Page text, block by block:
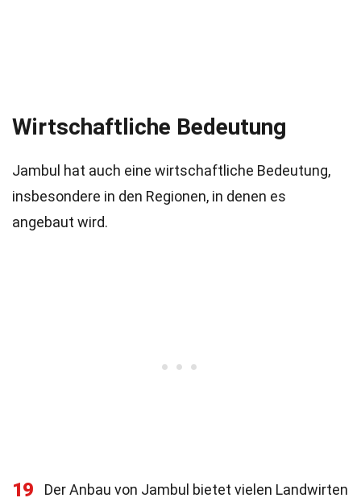
Wirtschaftliche Bedeutung
Jambul hat auch eine wirtschaftliche Bedeutung,
insbesondere in den Regionen, in denen es
angebaut wird.
19
Der Anbau von Jambul bietet vielen Landwirten